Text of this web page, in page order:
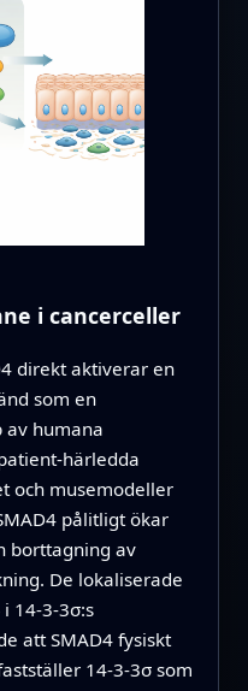
i cancerceller
direkt aktiverar en
som en
av humana
och musemodeller
pålitligt ökar
borttagning av
De lokaliserade
14‑3‑3σ:s
att SMAD4 fysiskt
14‑3‑3σ som